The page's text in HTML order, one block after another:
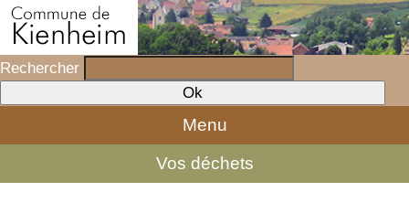
Rechercher
Menu
Vos déchets